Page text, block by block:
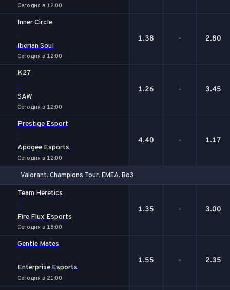
Сегодня в 12:00
Inner Circle
-
Iberian Soul
Сегодня в 12:00
1.38 - 2.80
K27
-
SAW
Сегодня в 12:00
1.26 - 3.45
Prestige Esport
-
Apogee Esports
Сегодня в 12:00
4.40 - 1.17
Valorant. Champions Tour. EMEA. Bo3
Team Heretics
-
Fire Flux Esports
Сегодня в 18:00
1.35 - 3.00
Gentle Mates
-
Enterprise Esports
Сегодня в 21:00
1.55 - 2.35